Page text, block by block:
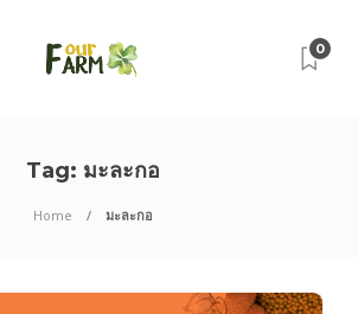
0
Tag: มะละกอ
Home มะละกอ